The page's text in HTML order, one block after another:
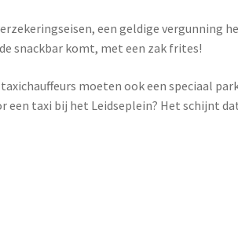
een geldige vergunning
snackbar komt, met een zak frites!
moeten ook een speciaal
een taxi bij het Leidseplein? Het